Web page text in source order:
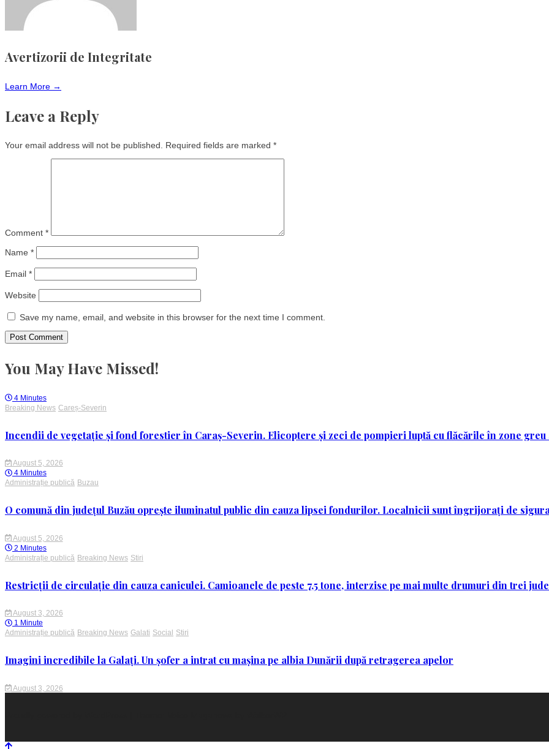
Avertizorii de Integritate
Learn More →
Leave a Reply
Your email address will not be published. Required fields are marked *
Comment *
Name *
Email *
Website
Save my name, email, and website in this browser for the next time I comment.
You May Have Missed!
4 Minutes
Breaking News Careș-Severin
Incendii de vegetație și fond forestier în Caraș-Severin. Elicoptere și zeci de pompieri luptă cu flăcările în zone greu
August 5, 2026
4 Minutes
Administrație publică Buzau
O comună din județul Buzău oprește iluminatul public din cauza lipsei fondurilor. Localnicii sunt îngrijorați de
August 5, 2026
2 Minutes
Administrație publică Breaking News Stiri
Restricții de circulație din cauza caniculei. Camioanele de peste 7,5 tone, interzise pe mai multe drumuri din trei
August 3, 2026
1 Minute
Administrație publică Breaking News Galati Social Stiri
Imagini incredibile la Galați. Un șofer a intrat cu mașina pe albia Dunării după retragerea apelor
August 3, 2026